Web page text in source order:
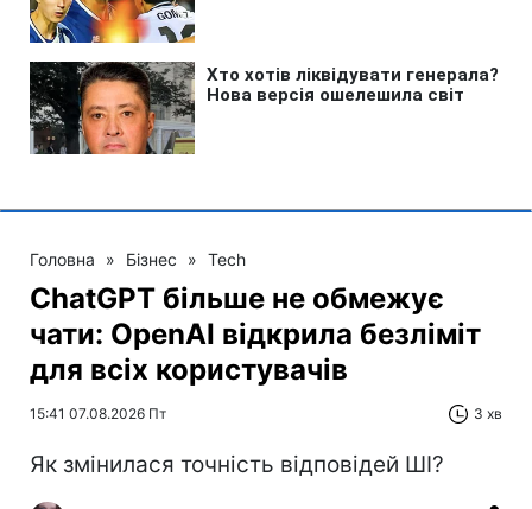
Головна » Бізнес » Tech
ChatGPT більше не обмежує
чати: OpenAI відкрила безліміт
для всіх користувачів
15:41 07.08.2026 Пт 3 хв
Як змінилася точність відповідей ШІ?